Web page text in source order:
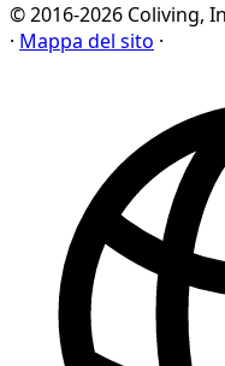
© 2016-2026 Coliving,
· Mappa del sito ·